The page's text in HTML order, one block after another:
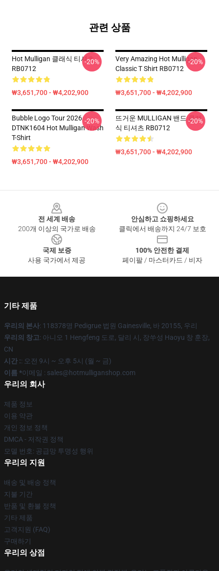
관련 상품
Hot Mulligan 클래식 티셔츠
RB0712
₩3,651,700 - ₩4,202,900
-20%
Very Amazing Hot Mulligan
Classic T Shirt RB0712
₩3,651,700 - ₩4,202,900
-20%
Bubble Logo Tour 2026
DTNK1604 Hot Mulligan Wash
T-Shirt
₩3,651,700 - ₩4,202,900
-20%
뜨거운 MULLIGAN 밴드 클래
식 티셔츠 RB0712
₩3,651,700 - ₩4,202,900
-20%
전 세계 배송
200개 이상의 국가로 배송
안심하고 쇼핑하세요
클릭에서 배송까지 24/7 보호
국제 보증
사용 국가에서 제공
100% 안전한 결제
페이팔 / 마스터카드 / 비자
기타 제품
우리의 본사: 118378명 Pedigrue 법원 Gainesville, 바 20155, 우리
우리의 창고: 아니오 1 Hengfeng 도로, 달리 시, 장쑤성 Haoyu 창 훈장,
CN
시간 :: 오전 9시 ~ 오후 5시 (월 ~ 금)
이름 *이메일 : sales@hotmulliganshop.com
우리의 회사
제품 정보
이용 약관
개인 정보 정책
DMCA - 저작권 정책
모델 번호: 공급망 투명성 행위
우리의 지원
배송 및 배송 정책
지불 기간
반품 및 환불 정책
기타 제품
고객지원 (FAQ)
구매하기
우리의 상점